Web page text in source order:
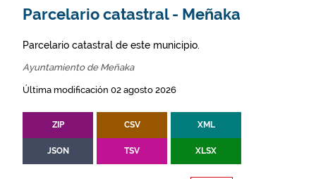
Parcelario catastral - Meñaka
Parcelario catastral de este municipio.
Ayuntamiento de Meñaka
Última modificación 02 agosto 2026
ZIP CSV XML
JSON TSV XLSX